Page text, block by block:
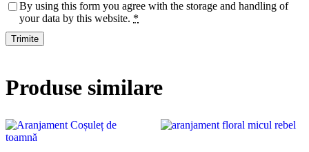
By using this form you agree with the storage and handling of
your data by this website. *
Produse similare